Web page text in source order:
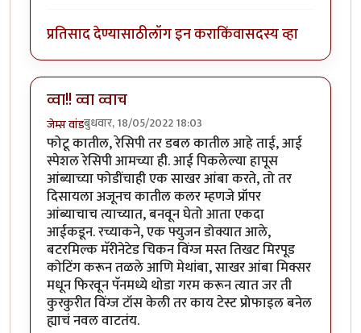
प्रतिसाद देण्यासाठीलॉग इन कराकिंवासदस्य व्हा
व्वा!! व्वा व्वाच
जेम्स वांडबुधवार, 18/05/2022 18:03
फोटू कातील, रेसिपी तर डबल कातील आहे ताई, आई
स्पेशल रेसिपी आमच्या ही. आई पिकलेल्या हापूस
आंब्याच्या फोडींचाही एक साखर आंबा करते, तो तर
दिसायला अजूनच कातील कलर म्हणजे प्रॉपर
आंब्याचाच त्याच्यात, बनवून घेतो आता एकदा
आईकडून. रच्याकने, एक फ्युजन डोक्यात आले,
बटरमिल्क मॅरीनेटेड चिकन विंग्ज मस्त तिखट मिरपूड
कोटिंग करून तळले आणि मेथांबा, साखर आंबा मिक्सर
मधून फिरवून पॅनमध्ये थोडा गरम करून त्यात जर ती
कुरकुरीत विंग्ज टॉस केली तर काय टेस्ट प्रोफाइल बनेल
ह्याचं नवल वाटतंय.